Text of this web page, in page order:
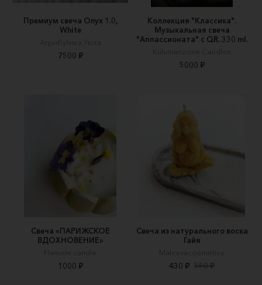
Премиум свеча Onyx 1.0,
White
Атрибутика Уюта
7500 ₽
Коллекция "Классика".
Музыкальная свеча
"Аппассионата" с QR. 330 ml.
Kulumanzone Candles
5000 ₽
Свеча «ПАРИЖСКОЕ
ВДОХНОВЕНИЕ»
Flamele candle
1000 ₽
Свеча из натурального воска
Гайя
Malcevacosmetics
430 ₽ 550 ₽